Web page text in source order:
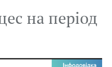
на період